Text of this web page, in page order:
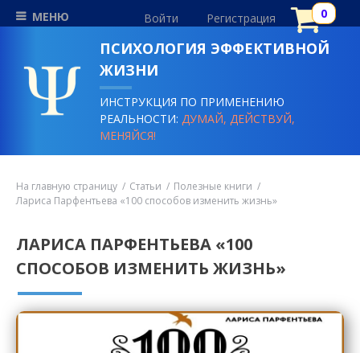
МЕНЮ Войти Регистрация
ПСИХОЛОГИЯ ЭФФЕКТИВНОЙ
ЖИЗНИ
ИНСТРУКЦИЯ ПО ПРИМЕНЕНИЮ
РЕАЛЬНОСТИ:ДУМАЙ, ДЕЙСТВУЙ,
МЕНЯЙСЯ!
На главную страницу Статьи
Полезные книги
Лариса Парфентьева «100 способов изменить жизнь»
ЛАРИСА ПАРФЕНТЬЕВА «100
СПОСОБОВ ИЗМЕНИТЬ ЖИЗНЬ»